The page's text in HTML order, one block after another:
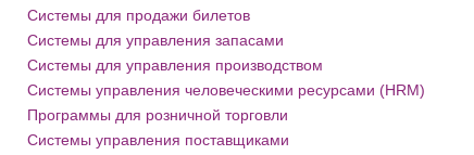
Системы для продажи билетов
Системы для управления запасами
Системы для управления производством
Системы управления человеческими ресурсами (HRM)
Программы для розничной торговли
Системы управления поставщиками